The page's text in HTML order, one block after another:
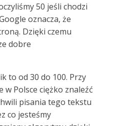
50 jeśli chodzi
oznacza, że
Dzięki czemu
dobre
to od 30 do 100. Przy
w Polsce ciężko znaleźć
pisania tego tekstu
co jesteśmy